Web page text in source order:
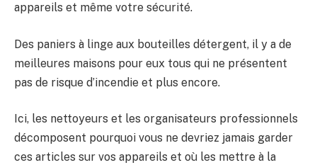
appareils et même votre sécurité.
Des paniers à linge aux bouteilles détergent, il y a de
meilleures maisons pour eux tous qui ne présentent
pas de risque d’incendie et plus encore.
Ici, les nettoyeurs et les organisateurs professionnels
décomposent pourquoi vous ne devriez jamais garder
ces articles sur vos appareils et où les mettre à la